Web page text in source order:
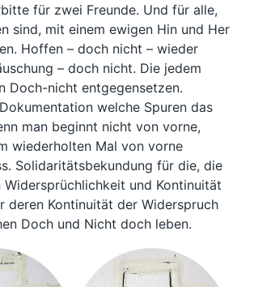
für zwei Freunde. Und für alle,
sind, mit einem ewigen Hin und Her
Hoffen – doch nicht – wieder
– doch nicht. Die jedem
Doch-nicht entgegensetzen.
welche Spuren das
man beginnt nicht von vorne,
wiederholten Mal von vorne
Solidaritätsbekundung für die, die
Widersprüchlichkeit und Kontinuität
deren Kontinuität der Widerspruch
Doch und Nicht doch leben.